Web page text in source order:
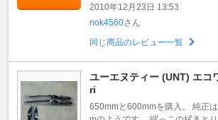
2010年12月23日 13:53
nok4560さん
同じ商品のレビュー一覧
ユーエヌティー (UNT) エ
ri
650mmと600mmを購入。 純正